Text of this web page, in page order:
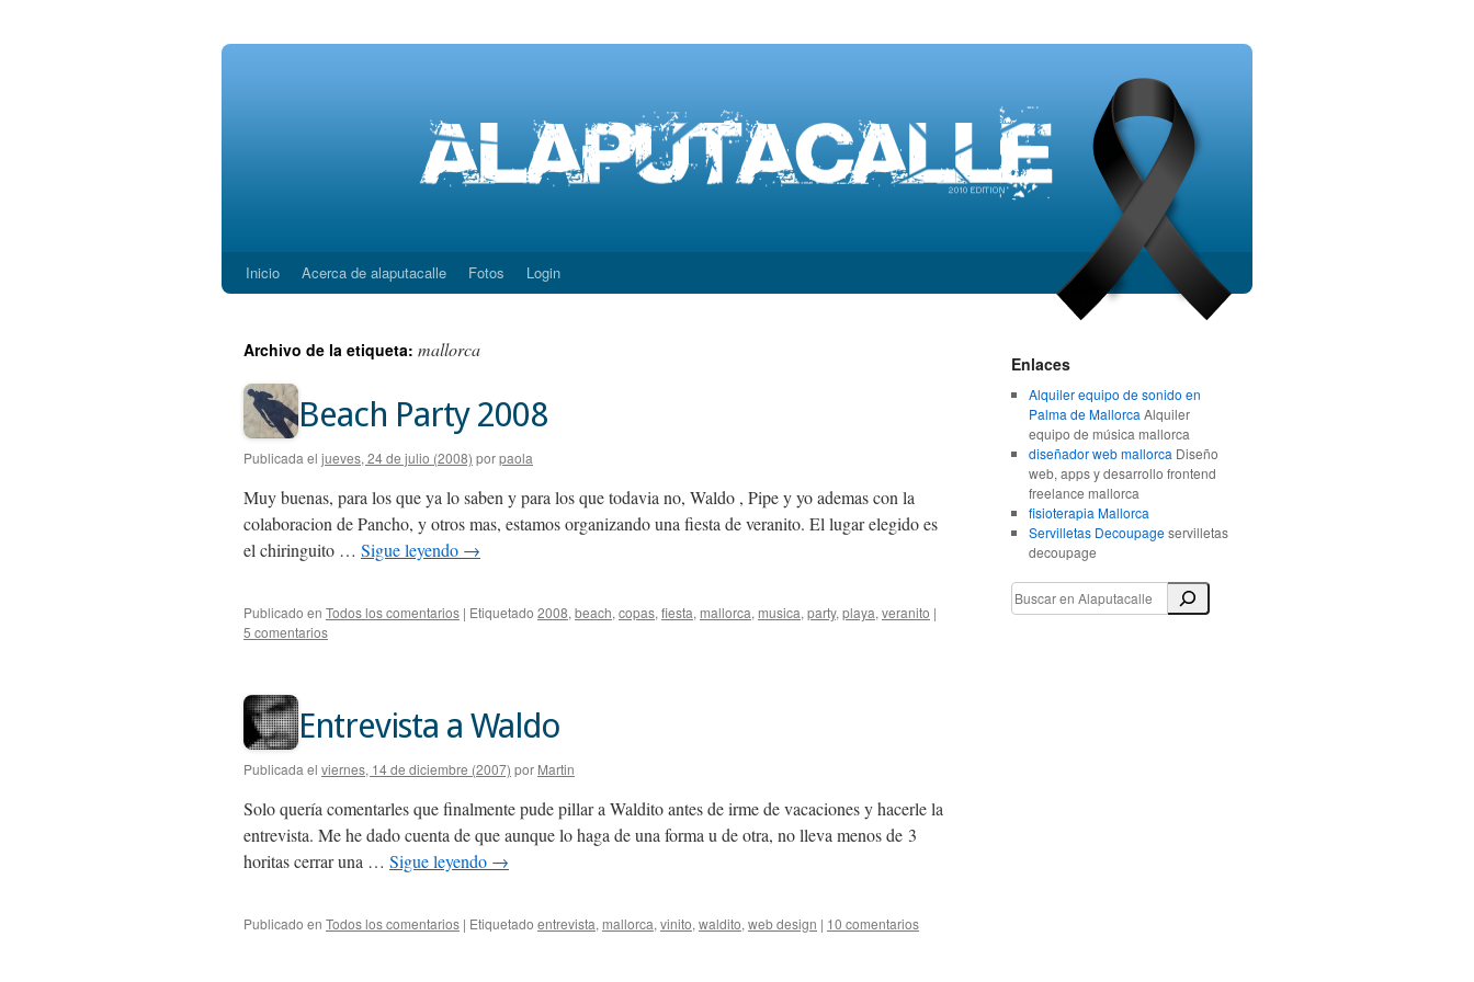
Saltar
contenido
Inicio Acerca de alaputacalle Fotos Login
Archivo de la etiqueta: mallorca
Beach Party 2008
Publicada el jueves, 24 de julio (2008) porpaola
Muy buenas, para los que ya lo saben y para los que todavia no, Waldo , Pipe y yo ademas con la
colaboracion de Pancho, y otros mas, estamos organizando una fiesta de veranito. El lugar elegido es
el chiringuito … Sigue leyendo →
Publicado en Todos los comentarios | Etiquetado 2008, beach, copas, fiesta, mallorca, musica, party, playa, veranito |
5 comentarios
Entrevista a Waldo
Publicada el viernes, 14 de diciembre (2007) por Martin
Solo quería comentarles que finalmente pude pillar a Waldito antes de irme de vacaciones y hacerle la
entrevista. Me he dado cuenta de que aunque lo haga de una forma u de otra, no lleva menos de 3
horitas cerrar una … Sigue leyendo →
Publicado en Todos los comentarios | Etiquetado entrevista, mallorca, vinito, waldito, web design | 10 comentarios
Enlaces
Alquiler equipo de sonido en
Palma de Mallorca Alquiler
equipo de música mallorca
diseñador web mallorca Diseño
web, apps y desarrollo frontend
freelance mallorca
fisioterapia Mallorca
Servilletas Decoupageservilletas
decoupage